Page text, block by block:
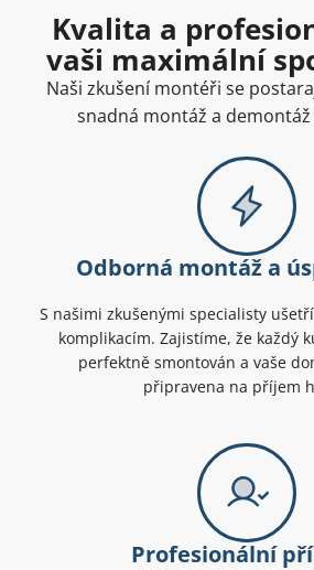
Kvalita a
vaši maximální
Naši zkušení montéři se
snadná montáž a
Odborná montáž a
S našimi zkušenými specialisty
komplikacím. Zajistíme, že každý
perfektně smontován a vaše
připravena na příjem
Profesionální